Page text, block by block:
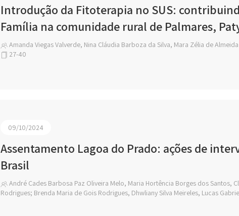
Introdução da Fitoterapia no SUS:
Família na comunidade rural de Palmares,
Amanda Viegas Valverde, Nina Cláudia Barboza da Silva, Mara Zélia de Almeida
27-40
09/10/2024
Assentamento Lagoa do Prado: ações de
Brasil
André Cades Barbosa Paz Oliveira Melo, Maria Hortência Borges dos Santos,
Rodrigues; Brenda Maria de Gois Rodrigues, Dhwliany Silva Meireles, Lucas